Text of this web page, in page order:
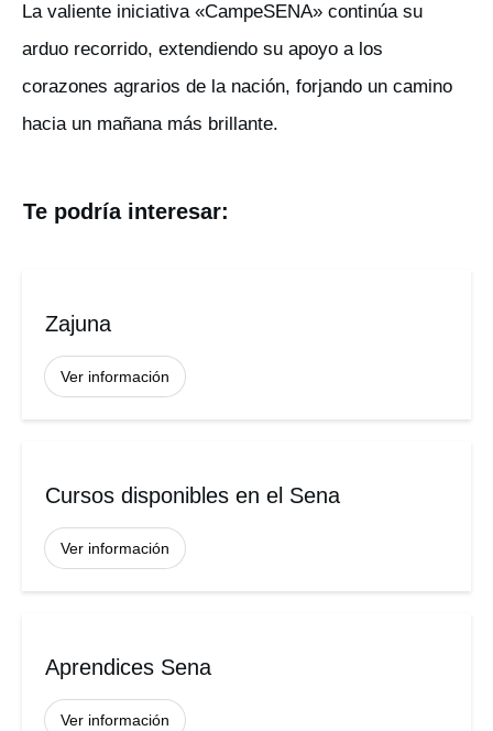
La valiente iniciativa «CampeSENA» continúa su
arduo recorrido, extendiendo su apoyo a los
corazones agrarios de la nación, forjando un camino
hacia un mañana más brillante.
Te podría interesar:
Zajuna
Ver información
Cursos disponibles en el Sena
Ver información
Aprendices Sena
Ver información